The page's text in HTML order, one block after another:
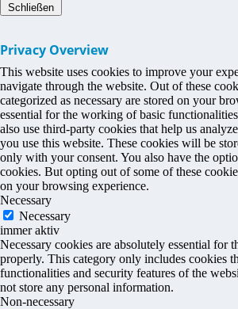
Schließen
Privacy Overview
This website uses cookies to improve your
navigate through the website. Out of these
categorized as necessary are stored on your
essential for the working of basic
also use third-party cookies that help us
you use this website. These cookies will be
only with your consent. You also have the
cookies. But opting out of some of these
on your browsing experience.
Necessary
Necessary
immer aktiv
Necessary cookies are absolutely essential for
properly. This category only includes cookies
functionalities and security features of the
not store any personal information.
Non-necessary